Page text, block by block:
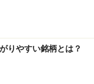
りやすい銘柄とは？